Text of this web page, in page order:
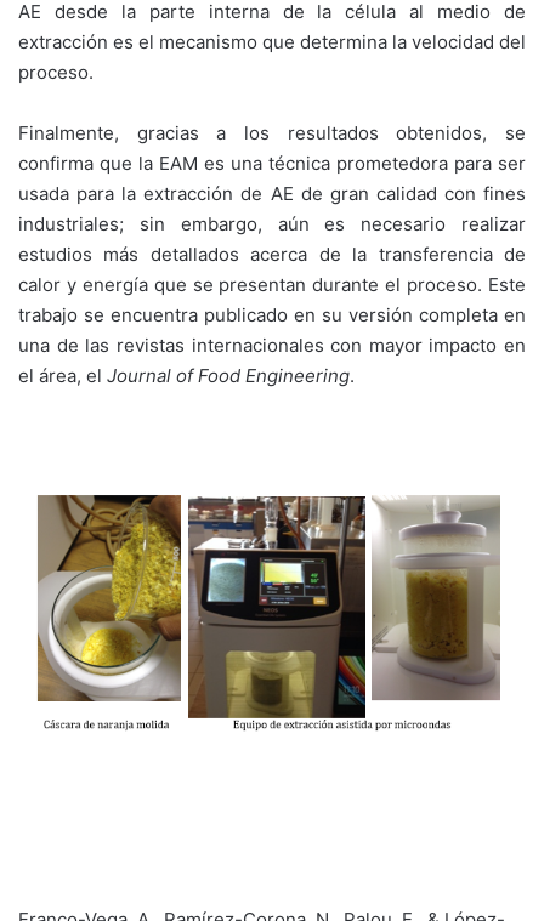
AE desde la parte interna de la célula al medio de
extracción es el mecanismo que determina la velocidad del
proceso.
Finalmente, gracias a los resultados obtenidos, se
confirma que la EAM es una técnica prometedora para ser
usada para la extracción de AE de gran calidad con fines
industriales; sin embargo, aún es necesario realizar
estudios más detallados acerca de la transferencia de
calor y energía que se presentan durante el proceso. Este
trabajo se encuentra publicado en su versión completa en
una de las revistas internacionales con mayor impacto en
el área, el Journal of Food Engineering.